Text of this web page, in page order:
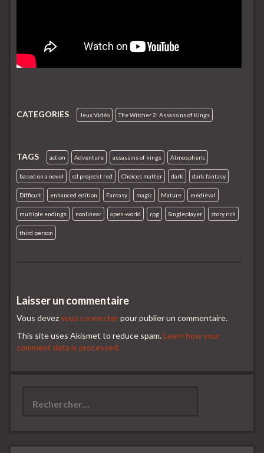
CATEGORIES Jeux Vidéo The Witcher 2: Assassins of Kings
TAGS action Adventure assassins of kings Atmospheric
based on a novel cd projeckt red Choices matter dark dark fantasy
Difficult enhanced edition Fantasy magic Mature medieval
multiple endings nonlinear open-world rpg Singleplayer story rich
third person
Laisser un commentaire
Vous devezvous connecterpour publier un commentaire.
This site uses Akismet to reduce spam.Learn how your
comment data is processed.